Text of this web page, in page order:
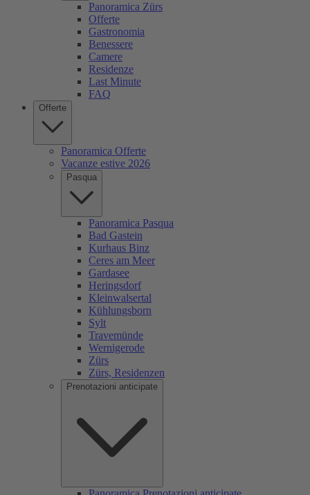
Panoramica Zürs
Offerte
Gastronomia
Benessere
Camere
Residenze
Last Minute
FAQ
Offerte
Panoramica Offerte
Vacanze estive 2026
Pasqua
Panoramica Pasqua
Bad Gastein
Kurhaus Binz
Ceres am Meer
Gardasee
Heringsdorf
Kleinwalsertal
Kühlungsborn
Sylt
Travemünde
Wernigerode
Zürs
Zürs, Residenzen
Prenotazioni anticipate